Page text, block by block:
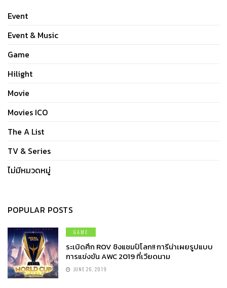
Event
Event & Music
Game
Hilight
Movie
Movies ICO
The A List
TV & Series
ไม่มีหมวดหมู่
POPULAR POSTS
GAME
ระเบิดศึก ROV ชิงแชมป์โลก!! การีน่าเผยรูปแบบ
การแข่งขัน AWC 2019 ที่เวียดนาม
JUNE 26, 2019